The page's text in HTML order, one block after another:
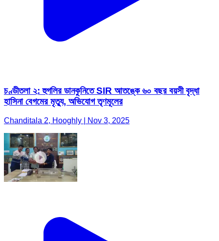
চণ্ডীতলা ২: হুগলির ডানকুনিতে SIR আতঙ্কে ৬০ বছর বয়সী বৃদ্ধা
হাসিনা বেগমের মৃত্যু, অভিযোগ তৃণমূলের
Chanditala 2, Hooghly | Nov 3, 2025